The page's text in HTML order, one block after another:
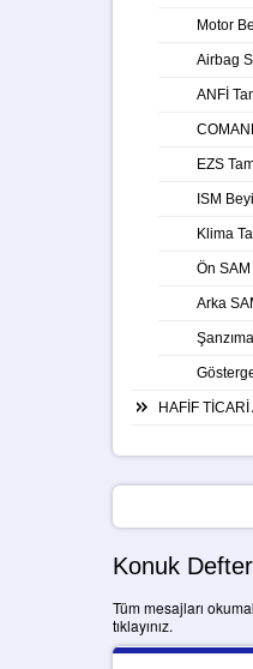
Motor
Airbag
ANFİ
EZS
ISM
Klima
Ön SAM
Arka
HAFİF TİCARİ
Konuk
Tüm mesajları
tıklayınız.